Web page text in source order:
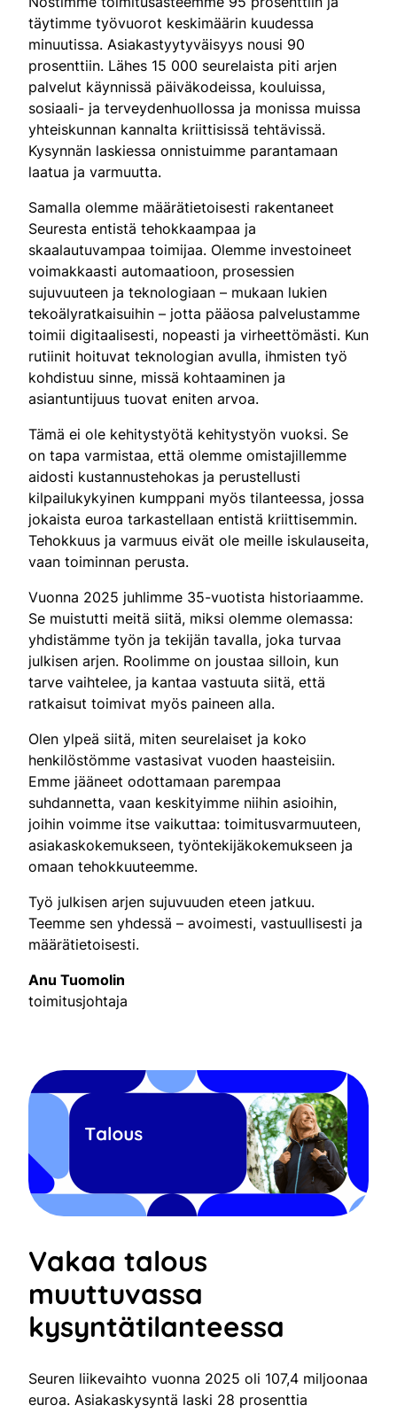
täytimme työvuorot keskimäärin kuudessa
minuutissa. Asiakastyytyväisyys nousi 90
prosenttiin. Lähes 15 000 seurelaista piti arjen
palvelut käynnissä päiväkodeissa, kouluissa,
sosiaali- ja terveydenhuollossa ja monissa muissa
yhteiskunnan kannalta kriittisissä tehtävissä.
Kysynnän laskiessa onnistuimme parantamaan
laatua ja varmuutta.
Samalla olemme määrätietoisesti rakentaneet
Seuresta entistä tehokkaampaa ja
skaalautuvampaa toimijaa. Olemme investoineet
voimakkaasti automaatioon, prosessien
sujuvuuteen ja teknologiaan – mukaan lukien
tekoälyratkaisuihin – jotta pääosa palvelustamme
toimii digitaalisesti, nopeasti ja virheettömästi. Kun
rutiinit hoituvat teknologian avulla, ihmisten työ
kohdistuu sinne, missä kohtaaminen ja
asiantuntijuus tuovat eniten arvoa.
Tämä ei ole kehitystyötä kehitystyön vuoksi. Se
on tapa varmistaa, että olemme omistajillemme
aidosti kustannustehokas ja perustellusti
kilpailukykyinen kumppani myös tilanteessa, jossa
jokaista euroa tarkastellaan entistä kriittisemmin.
Tehokkuus ja varmuus eivät ole meille iskulauseita,
vaan toiminnan perusta.
Vuonna 2025 juhlimme 35-vuotista historiaamme.
Se muistutti meitä siitä, miksi olemme olemassa:
yhdistämme työn ja tekijän tavalla, joka turvaa
julkisen arjen. Roolimme on joustaa silloin, kun
tarve vaihtelee, ja kantaa vastuuta siitä, että
ratkaisut toimivat myös paineen alla.
Olen ylpeä siitä, miten seurelaiset ja koko
henkilöstömme vastasivat vuoden haasteisiin.
Emme jääneet odottamaan parempaa
suhdannetta, vaan keskityimme niihin asioihin,
joihin voimme itse vaikuttaa: toimitusvarmuuteen,
asiakaskokemukseen, työntekijäkokemukseen ja
omaan tehokkuuteemme.
Työ julkisen arjen sujuvuuden eteen jatkuu.
Teemme sen yhdessä – avoimesti, vastuullisesti ja
määrätietoisesti.
Anu Tuomolin
toimitusjohtaja
Vakaa talous
muuttuvassa
kysyntätilanteessa
Seuren liikevaihto vuonna 2025 oli 107,4 miljoonaa
euroa. Asiakaskysyntä laski 28 prosenttia